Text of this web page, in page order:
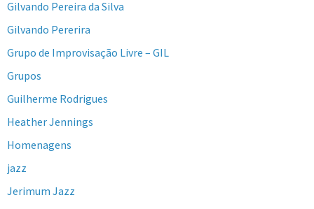
Gilvando Pereira da Silva
Gilvando Pererira
Grupo de Improvisação Livre – GIL
Grupos
Guilherme Rodrigues
Heather Jennings
Homenagens
jazz
Jerimum Jazz